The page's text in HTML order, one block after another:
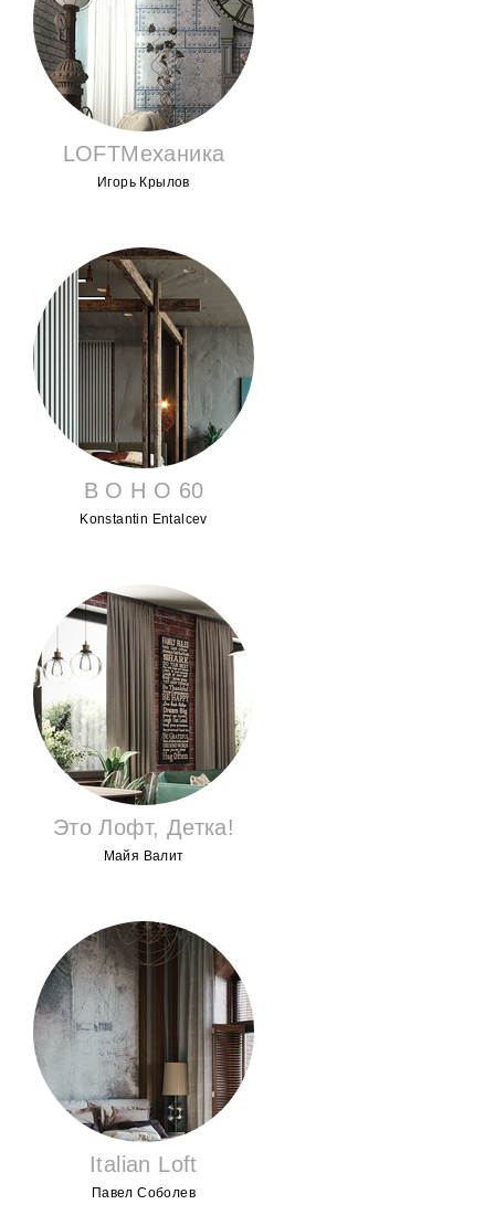
LOFTМеханика
Игорь Крылов
B O H O 60
Konstantin Entalcev
Это Лофт, Детка!
Майя Валит
Italian Loft
Павел Соболев